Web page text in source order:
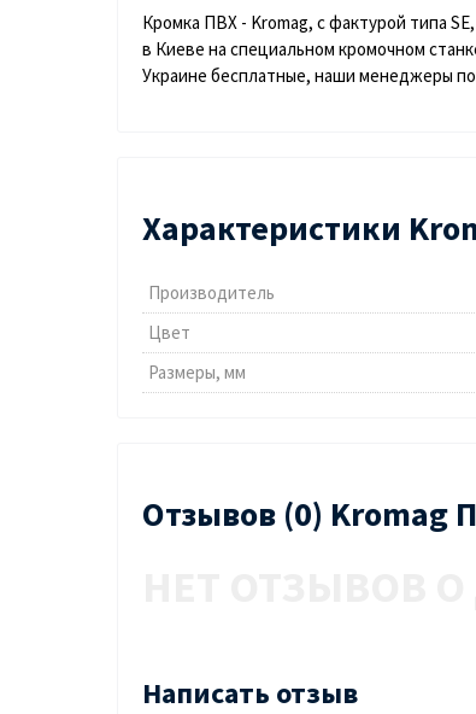
Кромка ПВХ - Kromag, с фактурой типа
в Киеве на специальном кромочном
Украине бесплатные, наши менеджеры
Характеристики
Производитель
Цвет
Размеры, мм
Отзывов (0) Kromag
Написать отзыв